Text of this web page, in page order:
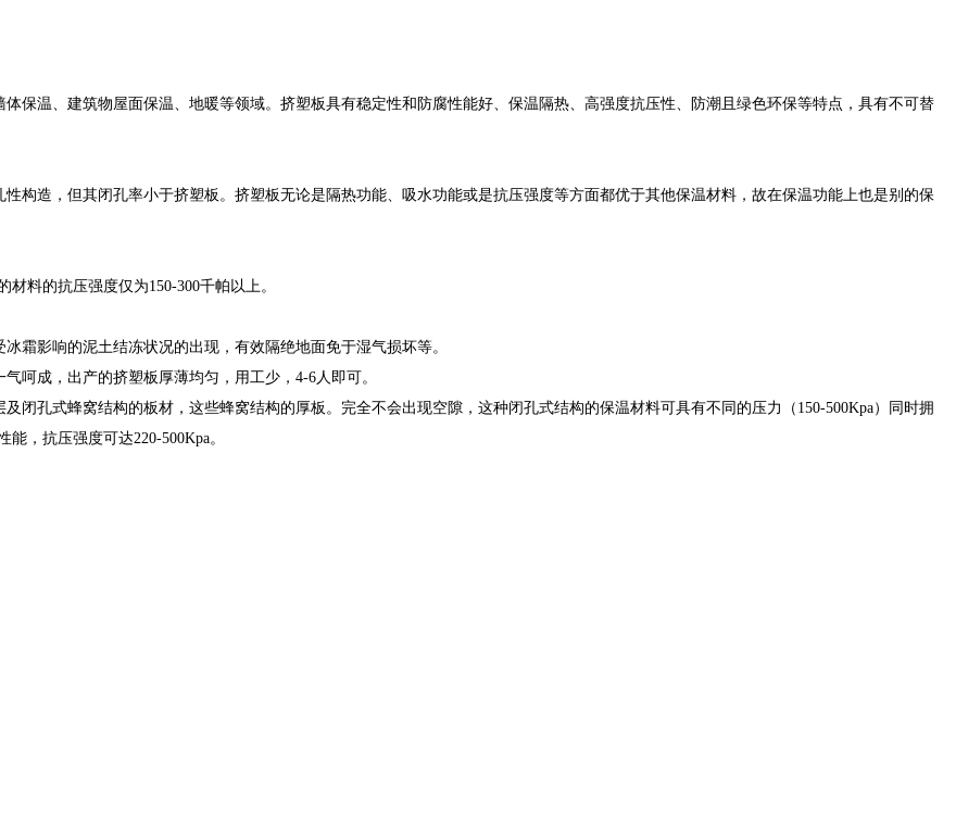
保温、建筑物屋面保温、地暖等领域。挤塑板具有稳定性和防腐性能好、保温隔热、高强度抗压性、防潮且绿色环保等特点，具有不可替
构造，但其闭孔率小于挤塑板。挤塑板无论是隔热功能、吸水功能或是抗压强度等方面都优于其他保温材料，故在保温功能上也是别的保
料的抗压强度仅为150-300千帕以上。
霜影响的泥土结冻状况的出现，有效隔绝地面免于湿气损坏等。
呵成，出产的挤塑板厚薄均匀，用工少，4-6人即可。
闭孔式蜂窝结构的板材，这些蜂窝结构的厚板。 完全不会出现空隙，这种闭孔式结构的保温材料可具有不同的压力（150-500Kpa）同时拥
，抗压强度可达220-500Kpa。